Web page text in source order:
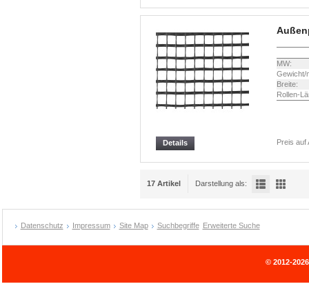
MW:
Gewicht/
Breite:
Rollen-
Preis auf
Details
17 Artikel Darstellung als:
Datenschutz Impressum Site Map Suchbegriffe Erweiterte Suche
© 2012-